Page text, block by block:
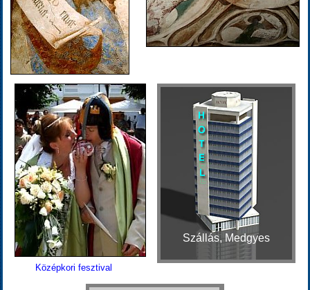
Középkori fesztival
Szállás, Medgyes